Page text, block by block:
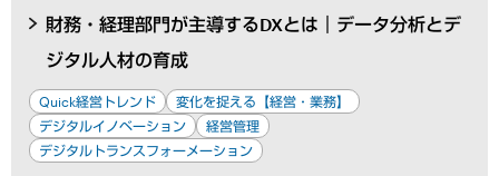
財務・経理部門が主導するDXとは｜データ分析とデ
ジタル人材の育成
Quick経営トレンド
変化を捉える【経営・業務】
デジタルイノベーション
経営管理
デジタルトランスフォーメーション